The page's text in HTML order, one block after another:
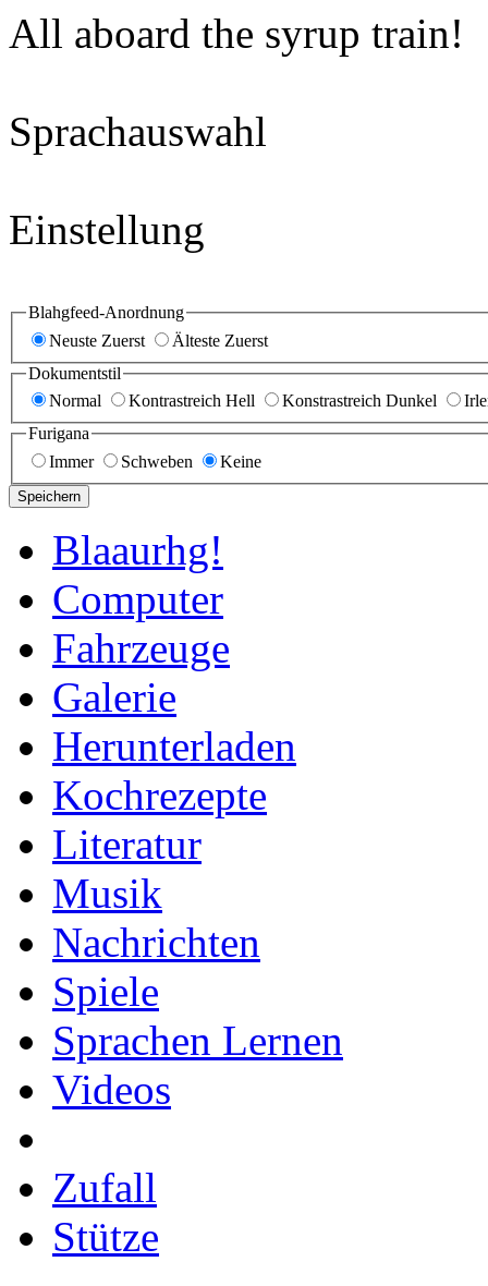
All aboard the syrup train!
Sprachauswahl
Einstellung
Blahgfeed-Anordnung
Neuste Zuerst
Älteste Zuerst
Dokumentstil
Normal
Kontrastreich Hell Konstrastreich Dunkel
Furigana
Immer
Schweben Keine
Speichern
Blaaurhg!
Computer
Fahrzeuge
Galerie
Herunterladen
Kochrezepte
Literatur
Musik
Nachrichten
Spiele
Sprachen Lernen
Videos
Zufall
Stütze